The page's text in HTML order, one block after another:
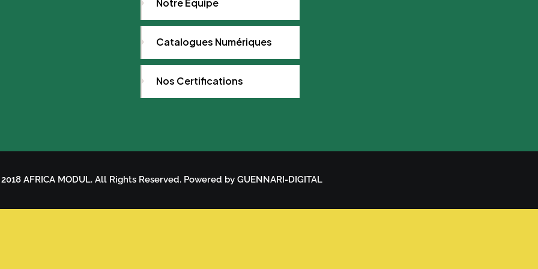
Notre Equipe
Catalogues Numériques
Nos Certifications
AFRICA MODUL. All Rights Reserved. Powered by GUENNARI-DIGITAL